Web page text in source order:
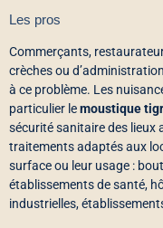
Les pros
Commerçants,
crèches ou
à ce problème. Les
particulier lemoustique
sécurité sanitaire des lieux
traitements adaptés aux
surface ou leur usage :
établissements de santé,
industrielles,